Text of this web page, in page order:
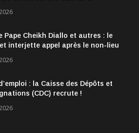
Pape Cheikh Diallo et autres : le
interjette appel après le non-lieu
: la Caisse des Dépôts et
(CDC) recrute !